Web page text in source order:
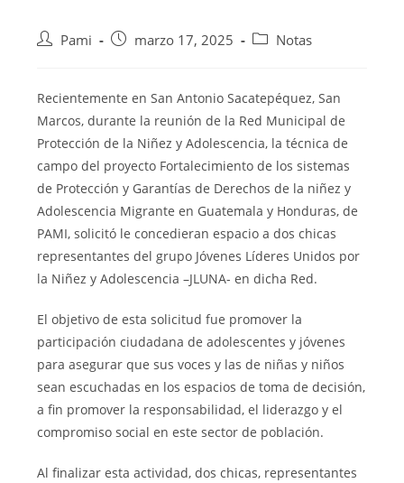
Pami marzo 17, 2025 Notas
Recientemente en San Antonio Sacatepéquez, San
Marcos, durante la reunión de la Red Municipal de
Protección de la Niñez y Adolescencia, la técnica de
campo del proyecto Fortalecimiento de los sistemas
de Protección y Garantías de Derechos de la niñez y
Adolescencia Migrante en Guatemala y Honduras, de
PAMI, solicitó le concedieran espacio a dos chicas
representantes del grupo Jóvenes Líderes Unidos por
la Niñez y Adolescencia –JLUNA- en dicha Red.
El objetivo de esta solicitud fue promover la
participación ciudadana de adolescentes y jóvenes
para asegurar que sus voces y las de niñas y niños
sean escuchadas en los espacios de toma de decisión,
a fin promover la responsabilidad, el liderazgo y el
compromiso social en este sector de población.
Al finalizar esta actividad, dos chicas, representantes